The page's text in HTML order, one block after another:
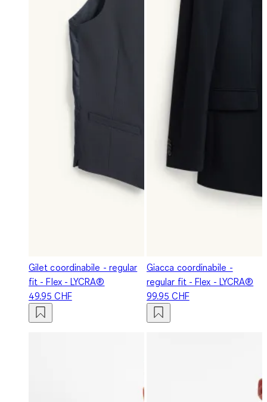
Gilet coordinabile - regular
fit - Flex - LYCRA®
49.95 CHF
Giacca coordinabile -
regular fit - Flex - LYCRA®
99.95 CHF